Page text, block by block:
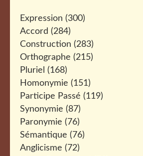
Expression (300)
Accord (284)
Construction (283)
Orthographe (215)
Pluriel (168)
Homonymie (151)
Participe Passé (119)
Synonymie (87)
Paronymie (76)
Sémantique (76)
Anglicisme (72)